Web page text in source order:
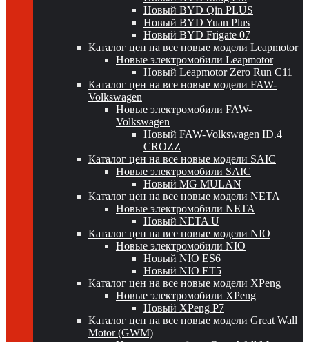
Новый BYD Qin PLUS
Новый BYD Yuan Plus
Новый BYD Frigate 07
Каталог цен на все новые модели Leapmotor
Новые электромобили Leapmotor
Новый Leapmotor Zero Run C11
Каталог цен на все новые модели FAW-
Volkswagen
Новые электромобили FAW-
Volkswagen
Новый FAW-Volkswagen ID.4
CROZZ
Каталог цен на все новые модели SAIC
Новые электромобили SAIC
Новый MG MULAN
Каталог цен на все новые модели NETA
Новые электромобили NETA
Новый NETA U
Каталог цен на все новые модели NIO
Новые электромобили NIO
Новый NIO ES6
Новый NIO ET5
Каталог цен на все новые модели XPeng
Новые электромобили XPeng
Новый XPeng P7
Каталог цен на все новые модели Great Wall
Motor (GWM)